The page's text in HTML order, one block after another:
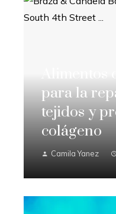
para la
tejidos y
colágeno
Camila Yanez